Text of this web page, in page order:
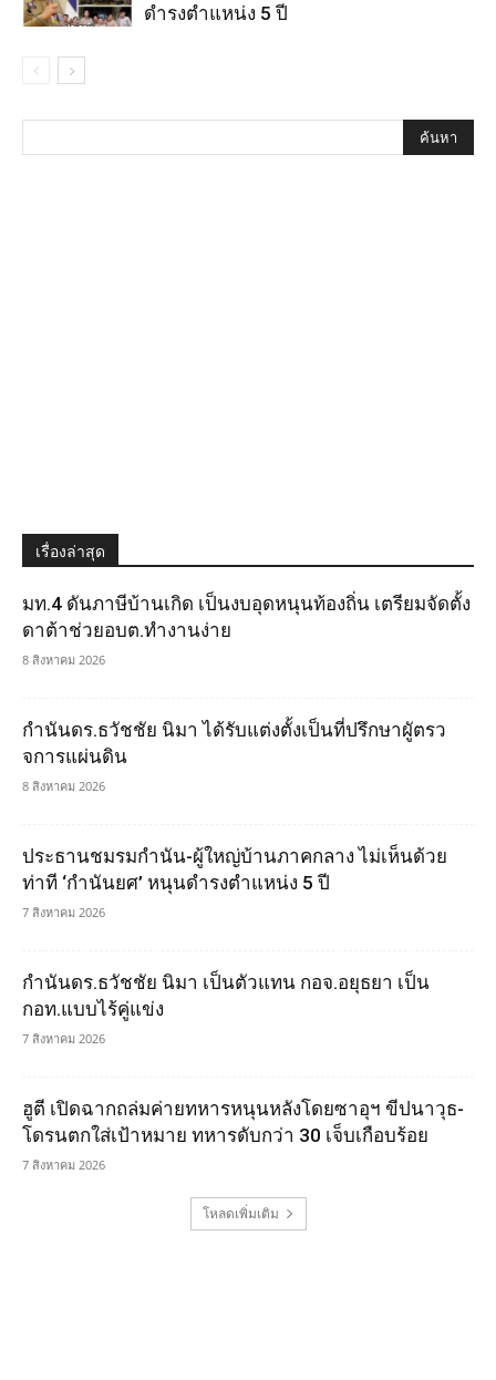
ดำรงตำแหน่ง 5 ปี
เรื่องล่าสุด
มท.4 ดันภาษีบ้านเกิด เป็นงบอุดหนุนท้องถิ่น เตรียมจัดตั้ง
ดาต้าช่วยอบต.ทำงานง่าย
8 สิงหาคม 2026
กำนันดร.ธวัชชัย นิมา ได้รับแต่งตั้งเป็นที่ปรึกษาผูัตรว
จการแผ่นดิน
8 สิงหาคม 2026
ประธานชมรมกำนัน-ผู้ใหญ่บ้านภาคกลาง ไม่เห็นด้วย
ท่าที ‘กำนันยศ’ หนุนดำรงตำแหน่ง 5 ปี
7 สิงหาคม 2026
กำนันดร.ธวัชชัย นิมา เป็นตัวแทน กอจ.อยุธยา เป็น
กอท.แบบไร้คู่แข่ง
7 สิงหาคม 2026
ฮูตี เปิดฉากถล่มค่ายทหารหนุนหลังโดยซาอุฯ ขีปนาวุธ-
โดรนตกใส่เป้าหมาย ทหารดับกว่า 30 เจ็บเกือบร้อย
7 สิงหาคม 2026
โหลดเพิ่มเติม